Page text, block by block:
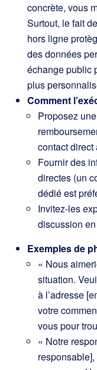
concrète, vous
Surtout, le fait
hors ligne
des données
échange public
plus
Comment
Proposez
contact
Fournir des
directes (un
dédié est
Invitez-les
discussion
Exemples de
« Nous
situation.
à l’adresse
votre
vous pour
« Notre